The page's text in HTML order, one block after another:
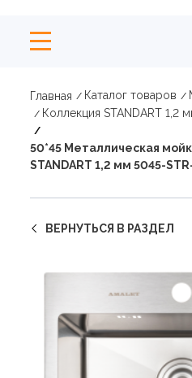
Главная Каталог товаров
Коллекция STANDART 1,2
50*45 Металлическая
STANDART 1,2 мм 5045-
ВЕРНУТЬСЯ В РАЗДЕЛ